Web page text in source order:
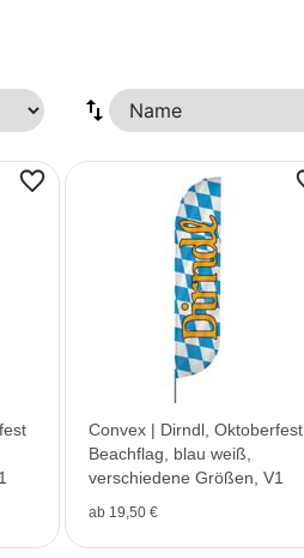
Convex | Dirndl, Oktoberfest
Beachflag, blau weiß,
verschiedene Größen, V1
ab 19,50 €